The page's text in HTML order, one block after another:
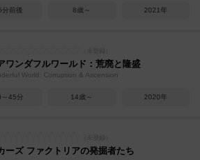
分前後 8歳～ 2021年
ワンダフルワールド：荒廃と隆盛
World: Corruption & Ascension
45分 14歳～ 2020年
ーズ ファクトリアの発掘者たち